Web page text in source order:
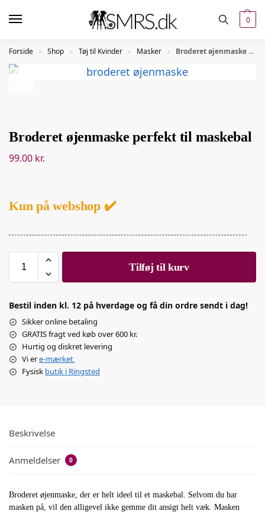
0
Forside » Shop » Tøj til Kvinder » Masker » Broderet øjenmaske perfekt til maskebal
Broderet øjenmaske perfekt til maskebal
99.00 kr.
Kun på webshop ✔️
Tilføj til kurv
Bestil inden kl. 12 på hverdage og få din ordre sendt i dag!
Sikker online betaling
GRATIS fragt ved køb over 600 kr.
Hurtig og diskret levering
Vi ere-mærket
Fysisk butik i Ringsted
Beskrivelse
Anmeldelser 0
Broderet øjenmaske, der er helt ideel til et maskebal. Selvom du har
masken på, vil den alligevel ikke gemme dit ansigt helt væk. Masken